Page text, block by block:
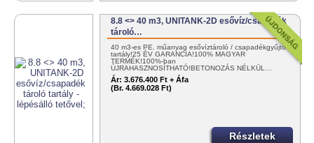
8.8 <> 40 m3, UNITANK-2D esővíz/csapadék
tároló…
40 m3-es PE. műanyag esővíztároló / csapadékgyűjtő
tartály!25 ÉV GARANCIA!100% MAGYAR
TERMÉK!100%-ban
ÚJRAHASZNOSÍTHATÓ!BETONOZÁS NÉLKÜL…
Ár: 3.676.400 Ft + Áfa
(Br. 4.669.028 Ft)
Részletek